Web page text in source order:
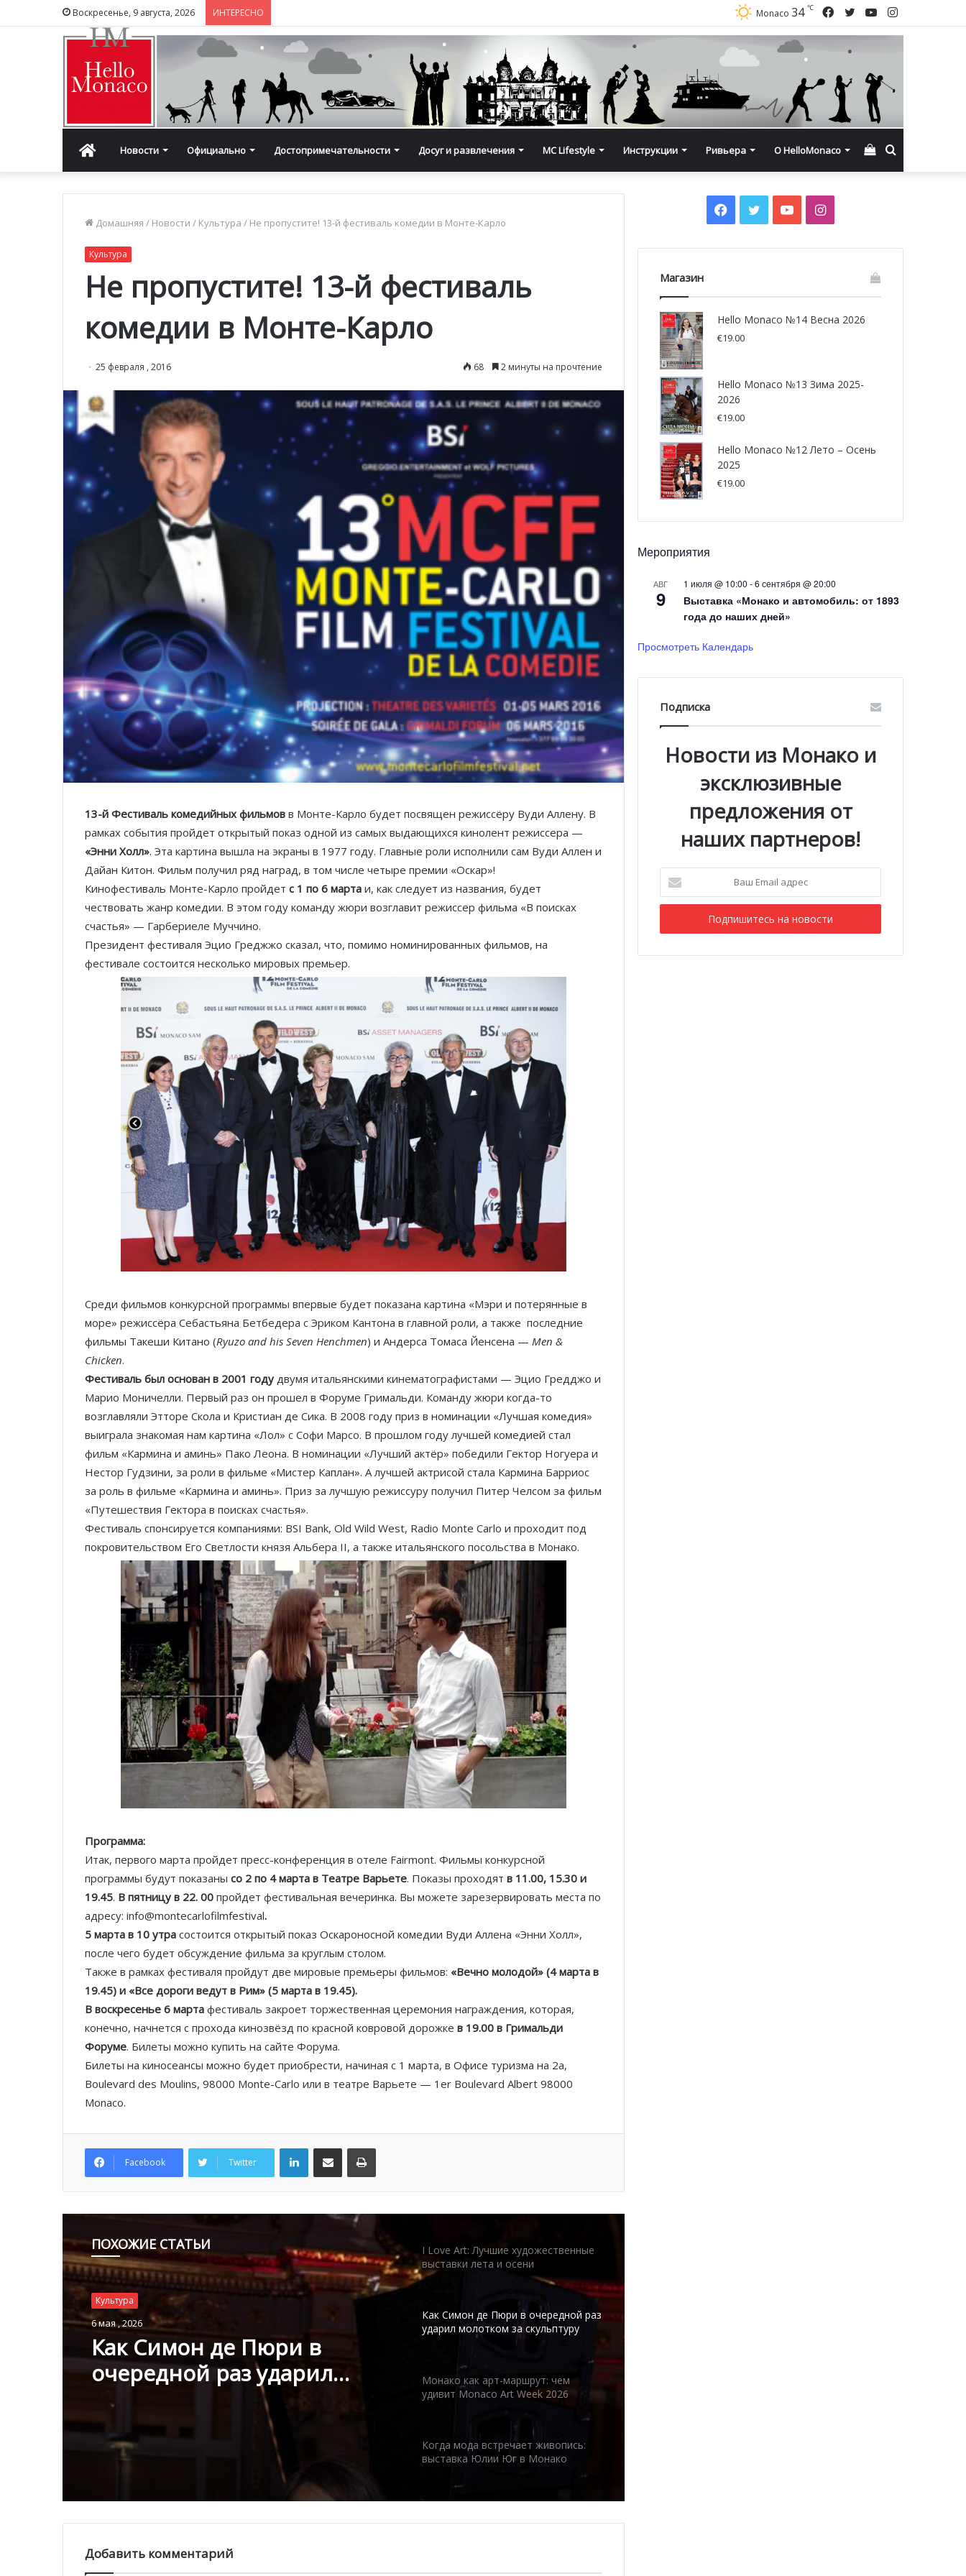
Воскресенье, 9 августа, 2026 ИНТЕРЕСНО Instagram
YouTube
Twitter
Facebook
Monaco 34 ℃
ГлавнаяНовости Официально Достопримечательности Досуг и развлечения MC Lifestyle Инструкции Ривьера О HelloMonaco Смотреть
Домашняя / Новости / Культура / Не пропустите! 13-й фестиваль комедии в Монте-Карло
Культура
Не пропустите! 13-й фестиваль
комедии в Монте-Карло
25 февраля , 2016 68 2 минуты на прочтение
13-й Фестиваль комедийных фильмов в Монте-Карло будет посвящен режиссёру Вуди Аллену. В
рамках события пройдет открытый показ одной из самых выдающихся кинолент режиссера —
«Энни Холл». Эта картина вышла на экраны в 1977 году. Главные роли исполнили сам Вуди Аллен и
Дайан Китон. Фильм получил ряд наград, в том числе четыре премии «Оскар»!
Кинофестиваль Монте-Карло пройдет с 1 по 6 марта и, как следует из названия, будет
чествовать жанр комедии. В этом году команду жюри возглавит режиссер фильма «В поисках
счастья» — Гарбериеле Муччино.
Президент фестиваля Эцио Греджжо сказал, что, помимо номинированных фильмов, на
фестивале состоится несколько мировых премьер.
Среди фильмов конкурсной программы впервые будет показана картина «Мэри и потерянные в
море» режиссёра Себастьяна Бетбедера с Эриком Кантона в главной роли, а также последние
фильмы Такеши Китано (Ryuzo and his Seven Henchmen) и Андерса Томаса Йенсена — Men &
Chicken.
Фестиваль был основан в 2001 году двумя итальянскими кинематографистами — Эцио Гредджо и
Марио Моничелли. Первый раз он прошел в Форуме Гримальди. Команду жюри когда-то
возглавляли Этторе Скола и Кристиан де Сика. В 2008 году приз в номинации «Лучшая комедия»
выиграла знакомая нам картина «Лол» с Софи Марсо. В прошлом году лучшей комедией стал
фильм «Кармина и аминь» Пако Леона. В номинации «Лучший актёр» победили Гектор Ногуера и
Нестор Гудзини, за роли в фильме «Мистер Каплан». А лучшей актрисой стала Кармина Барриос
за роль в фильме «Кармина и аминь». Приз за лучшую режиссуру получил Питер Челсом за фильм
«Путешествия Гектора в поисках счастья».
Фестиваль спонсируется компаниями: BSI Bank, Old Wild West, Radio Monte Carlo и проходит под
покровительством Его Светлости князя Альбера II, а также итальянского посольства в Монако.
Программа:
Итак, первого марта пройдет пресс-конференция в отеле Fairmont. Фильмы конкурсной
программы будут показаны со 2 по 4 марта в Театре Варьете. Показы проходят в 11.00, 15.30 и
19.45. В пятницу в 22. 00 пройдет фестивальная вечеринка. Вы можете зарезервировать места по
адресу: info@montecarlofilmfestival.
5 марта в 10 утра состоится открытый показ Оскароносной комедии Вуди Аллена «Энни Холл»,
после чего будет обсуждение фильма за круглым столом.
Также в рамках фестиваля пройдут две мировые премьеры фильмов: «Вечно молодой» (4 марта в
19.45) и «Все дороги ведут в Рим» (5 марта в 19.45).
В воскресенье 6 марта фестиваль закроет торжественная церемония награждения, которая,
конечно, начнется с прохода кинозвёзд по красной ковровой дорожке в 19.00 в Гримальди
Форуме. Билеты можно купить на сайте Форума.
Билеты на киносеансы можно будет приобрести, начиная с 1 марта, в Офисе туризма на 2a,
Boulevard des Moulins, 98000 Monte-Carlo или в театре Варьете — 1er Boulevard Albert 98000
Monaco.
Facebook Twitter
LinkedInПоделиться по электронной почте Распечатать
ПОХОЖИЕ СТАТЬИ
Культура
6 мая , 2026
Как Симон де Пюри в
очередной раз ударил
молотком за скульптуру
Дарьи Усовой за 80.000
евро
Культура
8 апреля , 2026
Монако как арт-маршрут:
чем удивит Monaco Art
Week 2026
Семь вечеров волшебства: Театр
Муз с размахом представил новую
программу
выставки лета и осени
неделя года
Week возвращается с шедеврами
от Ренессанса до уличного арта
вдохновлённое гонками: Формула-1
Как Симон де Пюри в очередной раз
ударил молотком за скульптуру
Дарьи Усовой за 80.000 евро
Монако как арт-маршрут: чем
удивит Monaco Art Week 2026
Когда мода встречает живопись:
выставка Юлии Юг в Монако
Лучшие художественные выставки
зимы
Муз с размахом представил новую
Добавить комментарий
Facebook
TwitterYouTubeInstagram
Магазин
Hello Monaco №14 Весна 2026
€19.00
Hello Monaco №13 Зима 2025-
2026
€19.00
Hello Monaco №12 Лето – Осень
2025
€19.00
Мероприятия
АВГ
9
1 июля @ 10:00 -6 сентября @ 20:00
Выставка «Монако и автомобиль: от 1893
года до наших дней»
Просмотреть Календарь
Подписка
Новости из Монако и
эксклюзивные
предложения от
наших партнеров!
Email
адрес